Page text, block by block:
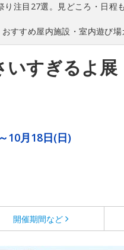
り注目27選。見どころ・日程
すすめ屋内施設・室内遊び場
いすぎるよ展
10月18日(日)
開催期間など